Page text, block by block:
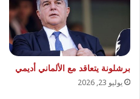
برشلونة يتعاقد مع الألماني أديمي
يوليو 23, 2026